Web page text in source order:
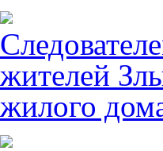
жителей
жилого